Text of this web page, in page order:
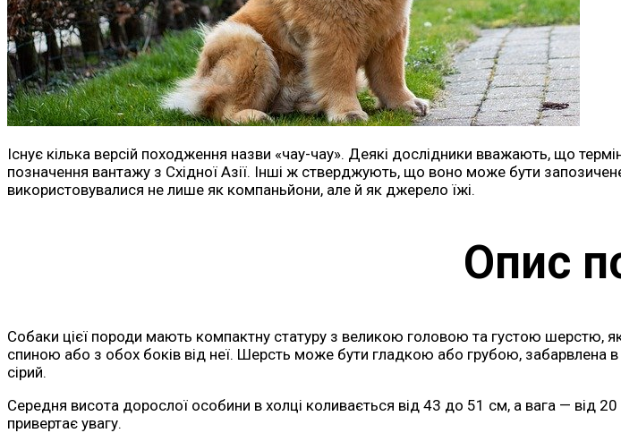
Існує кілька версій походження назви «чау-чау». Деякі дослідники вважають, що
позначення вантажу з Східної Азії. Інші ж стверджують, що воно може бути
використовувалися не лише як компаньйони, але й як джерело їжі.
Опис
Собаки цієї породи мають компактну статуру з великою головою та густою шерстю,
спиною або з обох боків від неї. Шерсть може бути гладкою або грубою, забарвлена в
сірий.
Середня висота дорослої особини в холці коливається від 43 до 51 см, а вага — від
привертає увагу.